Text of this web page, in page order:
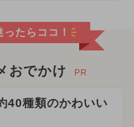
たらココ！
おでかけ PR
40種類のかわいい